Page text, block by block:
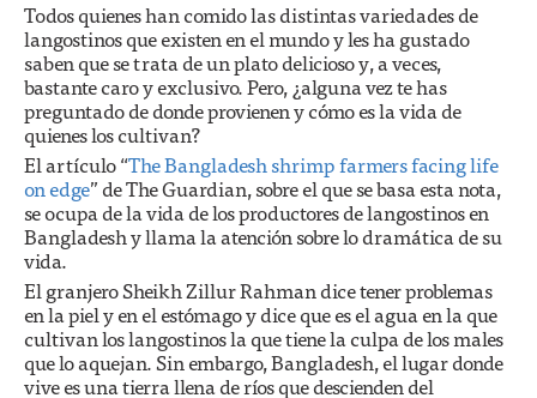
Todos quienes han comido las distintas variedades de
langostinos que existen en el mundo y les ha gustado
saben que se trata de un plato delicioso y, a veces,
bastante caro y exclusivo. Pero, ¿alguna vez te has
preguntado de donde provienen y cómo es la vida de
quienes los cultivan?
El artículo “The Bangladesh shrimp farmers facing life
on edge” de The Guardian, sobre el que se basa esta nota,
se ocupa de la vida de los productores de langostinos en
Bangladesh y llama la atención sobre lo dramática de su
vida.
El granjero Sheikh Zillur Rahman dice tener problemas
en la piel y en el estómago y dice que es el agua en la que
cultivan los langostinos la que tiene la culpa de los males
que lo aquejan. Sin embargo, Bangladesh, el lugar donde
vive es una tierra llena de ríos que descienden del